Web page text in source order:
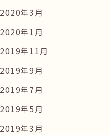
2020年3月
2020年1月
2019年11月
2019年9月
2019年7月
2019年5月
2019年3月